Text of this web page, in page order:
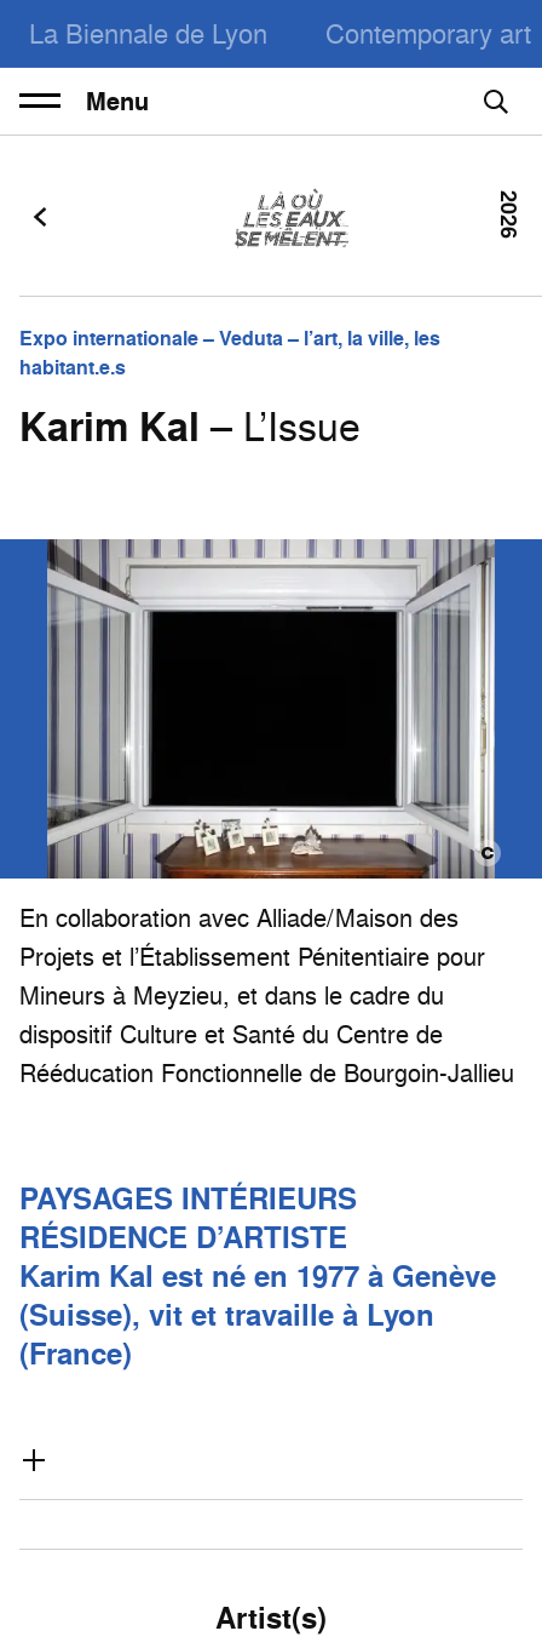
La Biennale de Lyon Contemporary art
Menu
Expo internationale – Veduta – l’art, la ville, les
habitant.e.s
Karim Kal – L’Issue
2026
En collaboration avec Alliade/Maison des
Projets et l’Établissement Pénitentiaire pour
Mineurs à Meyzieu, et dans le cadre du
dispositif Culture et Santé du Centre de
Rééducation Fonctionnelle de Bourgoin-Jallieu
PAYSAGES INTÉRIEURS
RÉSIDENCE D’ARTISTE
Karim Kal est né en 1977 à Genève
(Suisse), vit et travaille à Lyon
(France)
Artist(s)